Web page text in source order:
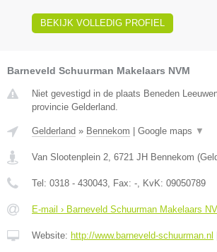
BEKIJK VOLLEDIG PROFIEL
Barneveld Schuurman Makelaars NVM
Niet gevestigd in de plaats Beneden
provincie Gelderland.
Gelderland » Bennekom | Google maps ▼
Van Slootenplein 2 6721 JH Bennekom (
Tel: 0318 - 430043 , Fax: - , KvK: 09050789
E-mail › Barneveld Schuurman Makelaars
Website: http://www.barneveld-schuurman.nl